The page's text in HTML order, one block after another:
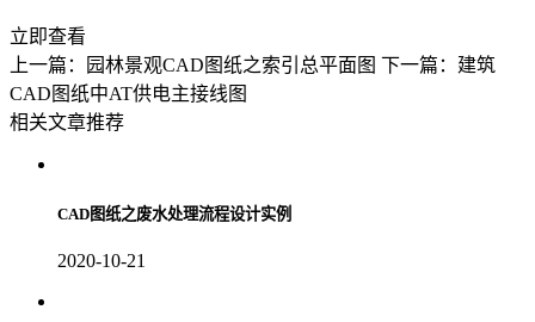
立即查看
上一篇：园林景观CAD图纸之索引总平面图 下一篇：建筑
CAD图纸中AT供电主接线图
相关文章推荐
CAD图纸之废水处理流程设计实例
2020-10-21